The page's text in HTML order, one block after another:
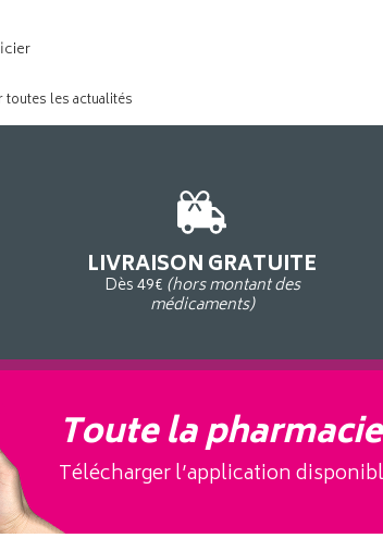
toutes les actualités
LIVRAISON GRATUITE
Dès 49€ (hors montant des
médicaments)
Toute la
Télécharger l’application